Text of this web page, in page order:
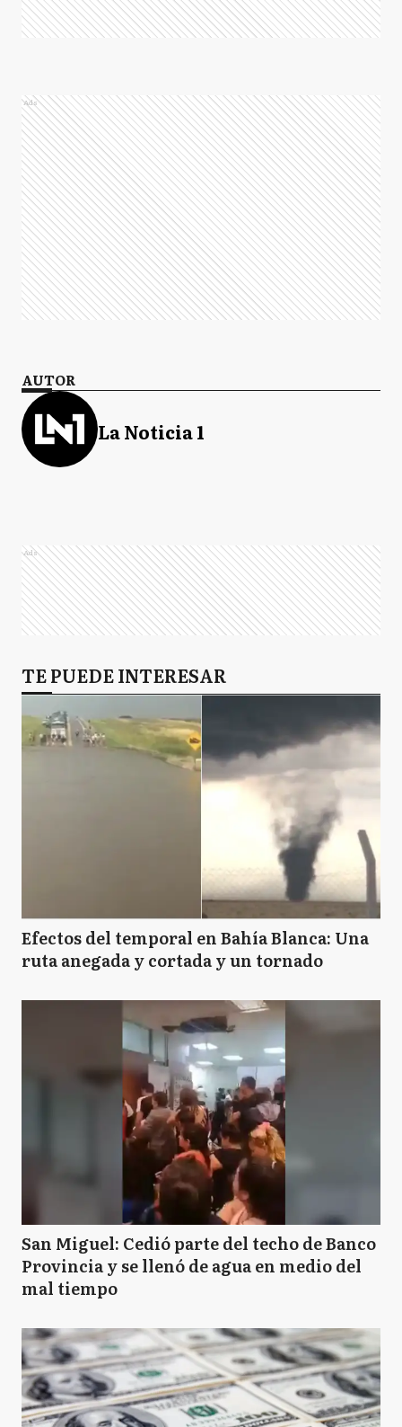
Ads
AUTOR
La Noticia 1
Ads
TE PUEDE INTERESAR
Efectos del temporal en Bahía Blanca: Una
ruta anegada y cortada y un tornado
San Miguel: Cedió parte del techo de Banco
Provincia y se llenó de agua en medio del
mal tiempo